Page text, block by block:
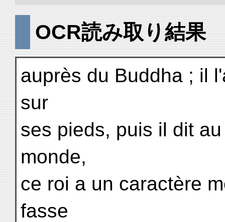
OCR読み取り結果
auprès du Buddha ; il
sur
ses pieds, puis il dit
monde,
ce roi a un caractère
fasse